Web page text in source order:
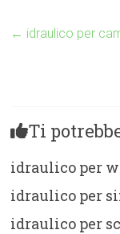
← idraulico per
Ti
idraulico per
idraulico per
idraulico per